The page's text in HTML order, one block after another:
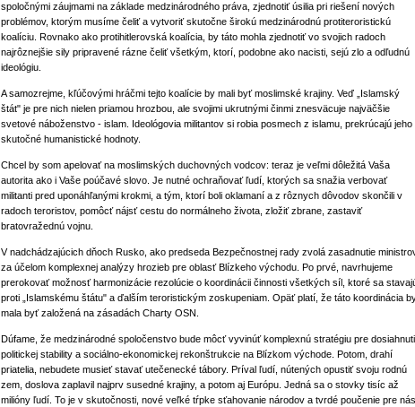
spoločnými záujmami na základe medzinárodného práva, zjednotiť úsilia pri riešení nových
problémov, ktorým musíme čeliť a vytvoriť skutočne širokú medzinárodnú protiteroristickú
koalíciu. Rovnako ako protihitlerovská koalícia, by táto mohla zjednotiť vo svojich radoch
najrôznejšie sily pripravené rázne čeliť všetkým, ktorí, podobne ako nacisti, sejú zlo a odľudnú
ideológiu.
A samozrejme, kľúčovými hráčmi tejto koalície by mali byť moslimské krajiny. Veď „Islamský
štát" je pre nich nielen priamou hrozbou, ale svojimi ukrutnými činmi znesväcuje najväčšie
svetové náboženstvo - islam. Ideológovia militantov si robia posmech z islamu, prekrúcajú jeho
skutočné humanistické hodnoty.
Chcel by som apelovať na moslimských duchovných vodcov: teraz je veľmi dôležitá Vaša
autorita ako i Vaše poúčavé slovo. Je nutné ochraňovať ľudí, ktorých sa snažia verbovať
militanti pred uponáhľanými krokmi, a tým, ktorí boli oklamaní a z rôznych dôvodov skončili v
radoch teroristov, pomôcť nájsť cestu do normálneho života, zložiť zbrane, zastaviť
bratovražednú vojnu.
V nadchádzajúcich dňoch Rusko, ako predseda Bezpečnostnej rady zvolá zasadnutie
za účelom komplexnej analýzy hrozieb pre oblasť Blízkeho východu. Po prvé, navrhujeme
prerokovať možnosť harmonizácie rezolúcie o koordinácii činnosti všetkých síl, ktoré sa
proti „Islamskému štátu" a ďalším teroristickým zoskupeniam. Opäť platí, že táto koordinácia
mala byť založená na zásadách Charty OSN.
Dúfame, že medzinárodné spoločenstvo bude môcť vyvinúť komplexnú stratégiu pre
politickej stability a sociálno-ekonomickej rekonštrukcie na Blízkom východe. Potom, drahí
priatelia, nebudete musieť stavať utečenecké tábory. Príval ľudí, nútených opustiť svoju rodnú
zem, doslova zaplavil najprv susedné krajiny, a potom aj Európu. Jedná sa o stovky tisíc až
milióny ľudí. To je v skutočnosti, nové veľké tŕpke sťahovanie národov a tvrdé poučenie pre nás